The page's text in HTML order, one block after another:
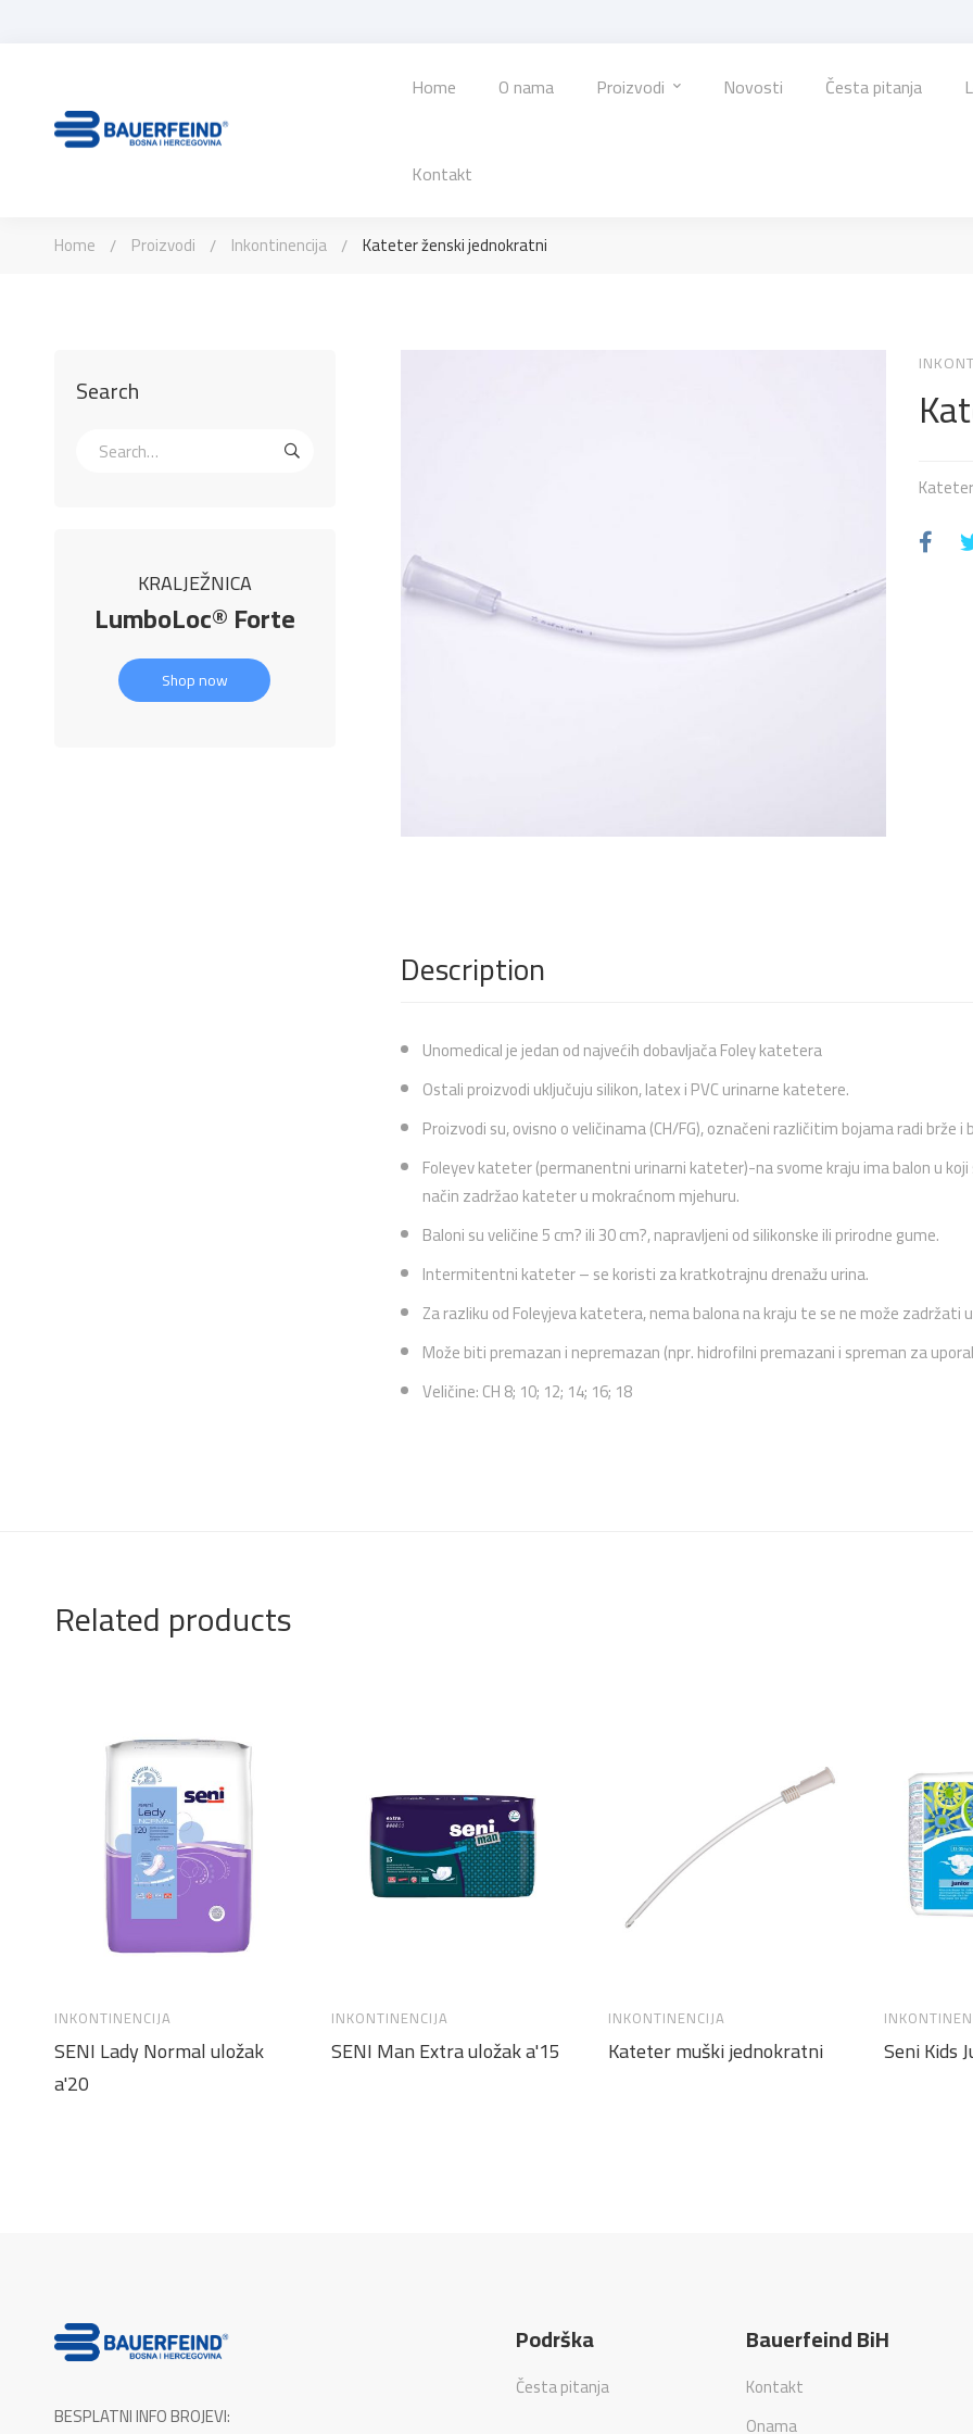
Home O nama Proizvodi Novosti Česta pitanja
Kontakt
Home Proizvodi Inkontinencija Kateter ženski jednokratni
Search
KRALJEŽNICA
LumboLoc® Forte
Shop now
Description
Unomedical je jedan od najvećih dobavljača Foley katetera
Ostali proizvodi uključuju silikon, latex i PVC urinarne katetere.
Proizvodi su, ovisno o veličinama (CH/FG), označeni različitim bojama radi brže i
Foleyev kateter (permanentni urinarni kateter)-na svome kraju ima balon u
način zadržao kateter u mokraćnom mjehuru.
Baloni su veličine 5 cm? ili 30 cm?, napravljeni od silikonske ili prirodne gume.
Intermitentni kateter – se koristi za kratkotrajnu drenažu urina.
Za razliku od Foleyjeva katetera, nema balona na kraju te se ne može zadržati
Može biti premazan i nepremazan (npr. hidrofilni premazani i spreman za
Veličine: CH 8; 10; 12; 14; 16; 18
Related products
INKONTINENCIJA
SENI Lady Normal uložak
a'20
INKONTINENCIJA
SENI Man Extra uložak a'15
INKONTINENCIJA
Kateter muški jednokratni Seni Kids
BESPLATNI INFO BROJEVI:
Podrška
Česta pitanja
Bauerfeind BiH
Kontakt
Onama